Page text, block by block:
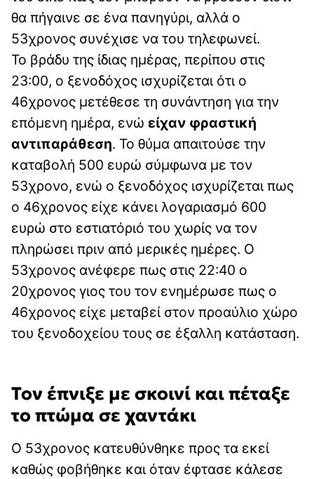
θα πήγαινε σε ένα πανηγύρι, αλλά ο
53χρονος συνέχισε να του τηλεφωνεί.
Το βράδυ της ίδιας ημέρας, περίπου στις
23:00, ο ξενοδόχος ισχυρίζεται ότι ο
46χρονος μετέθεσε τη συνάντηση για την
επόμενη ημέρα, ενώ είχαν φραστική
αντιπαράθεση. Το θύμα απαιτούσε την
καταβολή 500 ευρώ σύμφωνα με τον
53χρονο, ενώ ο ξενοδόχος ισχυρίζεται πως
ο 46χρονος είχε κάνει λογαριασμό 600
ευρώ στο εστιατόριό του χωρίς να τον
πληρώσει πριν από μερικές ημέρες. Ο
53χρονος ανέφερε πως στις 22:40 ο
20χρονος γιος του τον ενημέρωσε πως ο
46χρονος είχε μεταβεί στον προαύλιο χώρο
του ξενοδοχείου τους σε έξαλλη κατάσταση.
Τον έπνιξε με σκοινί και πέταξε
το πτώμα σε χαντάκι
Ο 53χρονος κατευθύνθηκε προς τα εκεί
καθώς φοβήθηκε και όταν έφτασε κάλεσε